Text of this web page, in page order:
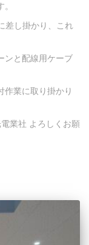
差し掛かり、これ
ンと配線用ケーブ
作業に取り掛かり
業社 よろしくお願